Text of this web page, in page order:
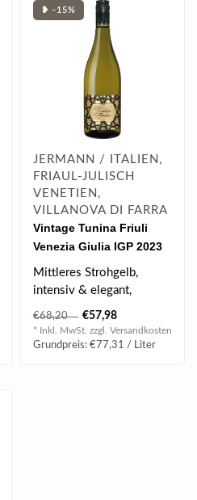
❥ -15%
JERMANN / ITALIEN,
FRIAUL-JULISCH
VENETIEN,
VILLANOVA DI FARRA
Vintage Tunina Friuli
Venezia Giulia IGP 2023
0.75 l
Mittleres Strohgelb,
intensiv & elegant,
anhaltend & ausgeglichen,
Honig & Wiese..
€68,20 €57,98
* Inkl. MwSt. zzgl. Versandkosten
Grundpreis: €77,31 / Liter